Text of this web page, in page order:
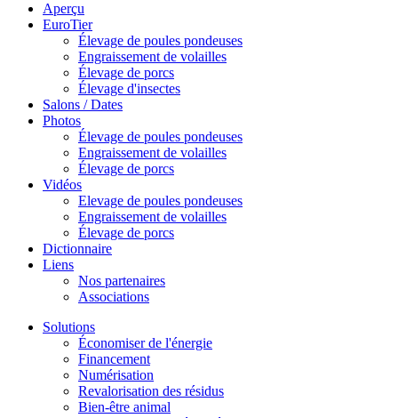
Aperçu
EuroTier
Élevage de poules pondeuses
Engraissement de volailles
Élevage de porcs
Élevage d'insectes
Salons / Dates
Photos
Élevage de poules pondeuses
Engraissement de volailles
Élevage de porcs
Vidéos
Elevage de poules pondeuses
Engraissement de volailles
Élevage de porcs
Dictionnaire
Liens
Nos partenaires
Associations
Solutions
Économiser de l'énergie
Financement
Numérisation
Revalorisation des résidus
Bien-être animal